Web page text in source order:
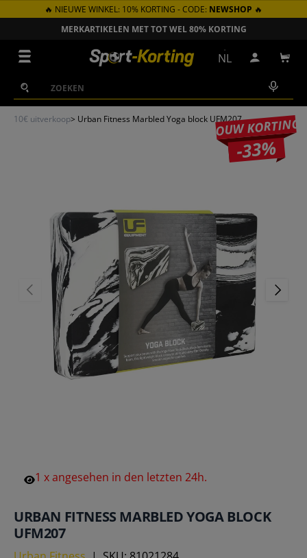
GA NAAR INHOUD
🔥 NIEUWE WINKEL: 10% KORTING - CODE: NEWSHOP 🔥
MERKARTIKELEN MET TOT WEL 80% KORTING
Zoeken
Zoeken
NL Inloggen
10€ uitverkoop> Urban Fitness Marbled Yoga block UFM207JOUW KORTING
-33%
VORIGE
1 xangesehen in den letzten 24h.
URBAN FITNESS MARBLED YOGA BLOCK
UFM207